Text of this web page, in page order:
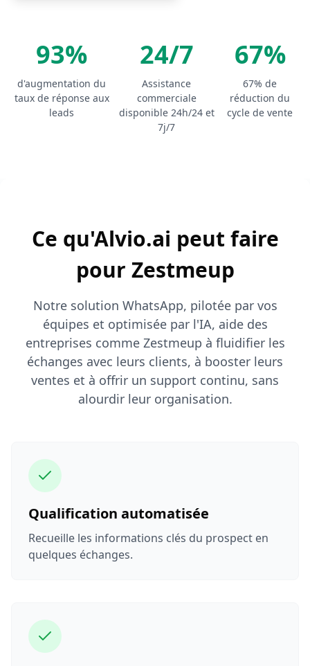
93%
d'augmentation du
taux de réponse aux
leads
24/7
Assistance
commerciale
disponible 24h/24 et
7j/7
67%
67% de
réduction du
cycle de vente
Ce qu'Alvio.ai peut faire
pour Zestmeup
Notre solution WhatsApp, pilotée par vos
équipes et optimisée par l'IA, aide des
entreprises comme Zestmeup à fluidifier les
échanges avec leurs clients, à booster leurs
ventes et à offrir un support continu, sans
alourdir leur organisation.
Qualification automatisée
Recueille les informations clés du prospect en
quelques échanges.